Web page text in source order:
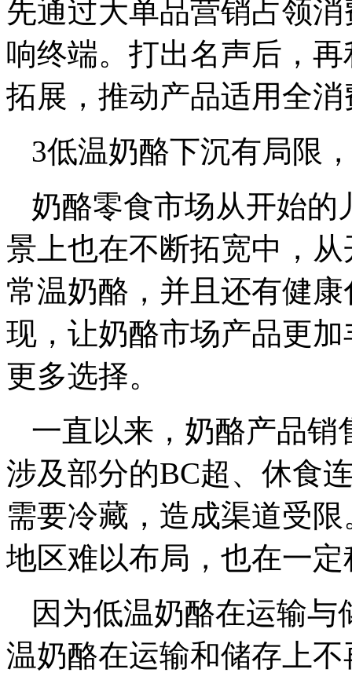
先通过大单品营销占领
响终端。打出名声后，
拓展，推动产品适用全
3低温奶酪下沉有局限
奶酪零食市场从开始的
景上也在不断拓宽中，
常温奶酪，并且还有健
现，让奶酪市场产品更
更多选择。
一直以来，奶酪产品
涉及部分的BC超、休食
需要冷藏，造成渠道受
地区难以布局，也在一
因为低温奶酪在运输
温奶酪在运输和储存上